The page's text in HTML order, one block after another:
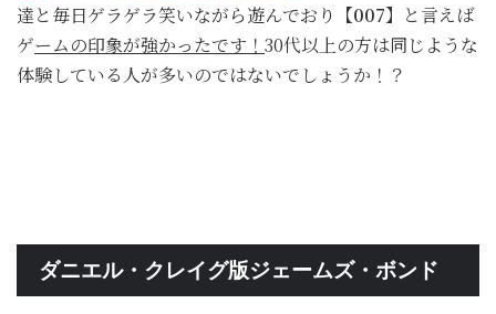
達と毎日ゲラゲラ笑いながら遊んでおり
【007】 と言えば
ゲームの印象が強かったです！ 30代以上の方は同じような
体験している人が多いのではないでしょうか！？
ダニエル・クレイグ版ジェームズ・ボンド